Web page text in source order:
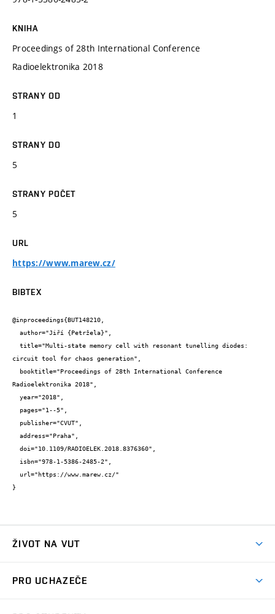
KNIHA
Proceedings of 28th International Conference
Radioelektronika 2018
STRANY OD
1
STRANY DO
5
STRANY POČET
5
URL
https://www.marew.cz/
BIBTEX
@inproceedings{BUT148210,
circuit tool for chaos generation",
Radioelektronika 2018",
}
ŽIVOT NA VUT
PRO UCHAZEČE